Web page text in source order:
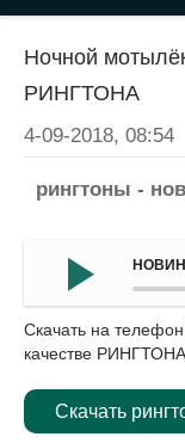
Ночной
РИНГТОНА
4-09-2018, 08:54
рингтоны -
Скачать на
качестве
Скачать